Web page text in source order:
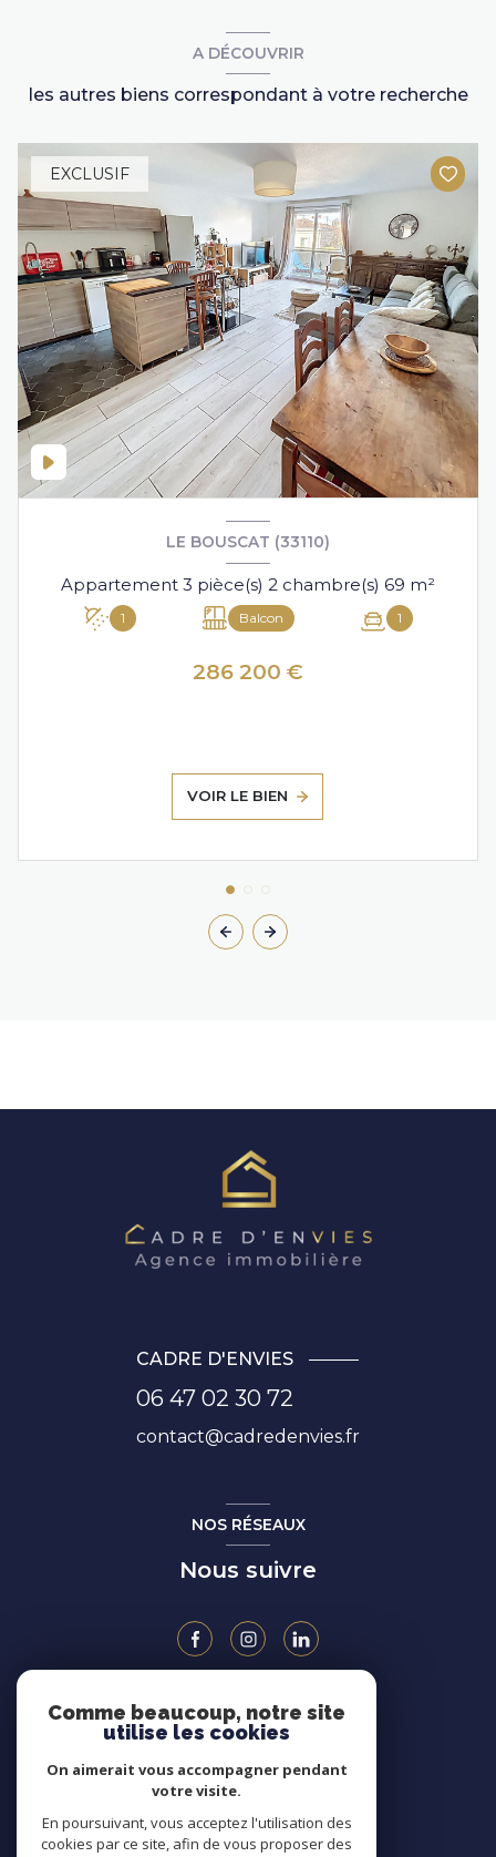
A DÉCOUVRIR
les autres biens correspondant à votre recherche
EXCLUSIF
LE BOUSCAT (33110)
Appartement 3 pièce(s) 2 chambre(s) 69 m²
1 Balcon 1
286 200 €
VOIR LE BIEN
CADRE D'ENVIES
06 47 02 30 72
contact@cadredenvies.fr
NOS RÉSEAUX
Nous suivre
ADHÉRENTS
Comme beaucoup, notre site
utilise les cookies
On aimerait vous accompagner pendant
votre visite.
En poursuivant, vous acceptez l'utilisation des
cookies par ce site, afin de vous proposer des